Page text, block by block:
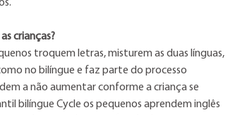
crianças?
troquem letras, misturem as duas línguas,
no bilíngue e faz parte do processo
a não aumentar conforme a criança se
bilíngue Cycle os pequenos aprendem inglês